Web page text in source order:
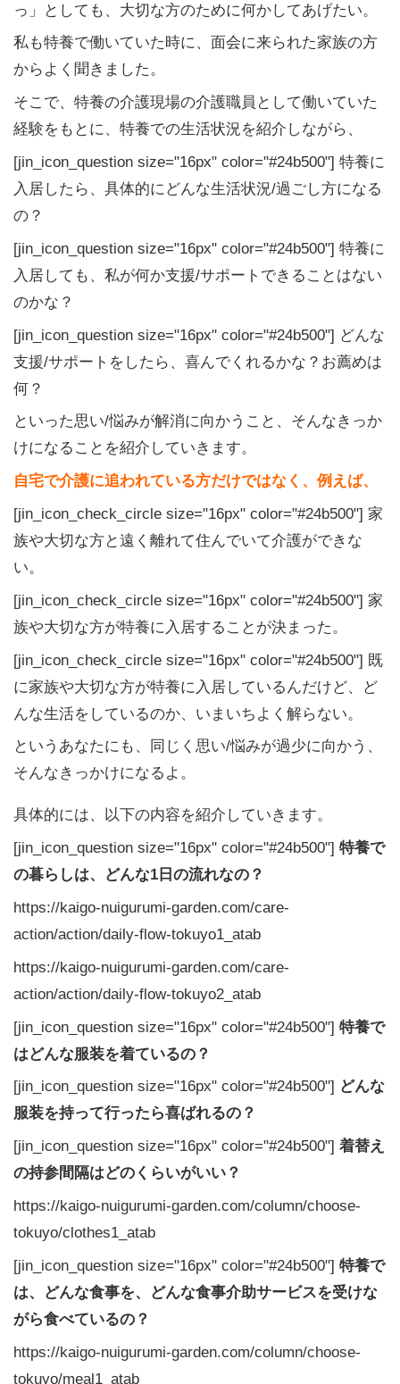
っ」としても、大切な方のために何かしてあげたい。
私も特養で働いていた時に、面会に来られた家族の方
からよく聞きました。
そこで、特養の介護現場の介護職員として働いていた
経験をもとに、 特養での生活状況を紹介しながら、
[jin_icon_question size="16px" color="#24b500"] 特養に
入居したら、具体的にどんな生活状況/過ごし方になる
の？
[jin_icon_question size="16px" color="#24b500"] 特養に
入居しても、私が何か支援/サポートできることはない
のかな？
[jin_icon_question size="16px" color="#24b500"] どんな
支援/サポートをしたら、喜んでくれるかな？お薦めは
何？
といった思い/悩みが解消に向かうこと、そんなきっか
けになることを紹介していきます。
自宅で介護に追われている方だけではなく、例えば、
[jin_icon_check_circle size="16px" color="#24b500"] 家
族や大切な方と遠く離れて住んでいて介護ができな
い。
[jin_icon_check_circle size="16px" color="#24b500"] 家
族や大切な方が特養に入居することが決まった。
[jin_icon_check_circle size="16px" color="#24b500"] 既
に家族や大切な方が特養に入居しているんだけど、ど
んな生活をしているのか、いまいちよく解らない。
というあなたにも、同じく思い/悩みが過少に向かう、
そんなきっかけになるよ。
具体的には、以下の内容を紹介していきます。
[jin_icon_question size="16px" color="#24b500"] 特養で
の暮らしは、どんな1日の流れなの？
https://kaigo-nuigurumi-garden.com/care-
action/action/daily-flow-tokuyo1_atab
https://kaigo-nuigurumi-garden.com/care-
action/action/daily-flow-tokuyo2_atab
[jin_icon_question size="16px" color="#24b500"] 特養で
はどんな服装を着ているの？
[jin_icon_question size="16px" color="#24b500"] どんな
服装を持って行ったら喜ばれるの？
[jin_icon_question size="16px" color="#24b500"] 着替え
の持参間隔はどのくらいがいい？
https://kaigo-nuigurumi-garden.com/column/choose-
tokuyo/clothes1_atab
[jin_icon_question size="16px" color="#24b500"] 特養で
は、どんな食事を、どんな食事介助サービスを受けな
がら食べているの？
https://kaigo-nuigurumi-garden.com/column/choose-
tokuyo/meal1_atab